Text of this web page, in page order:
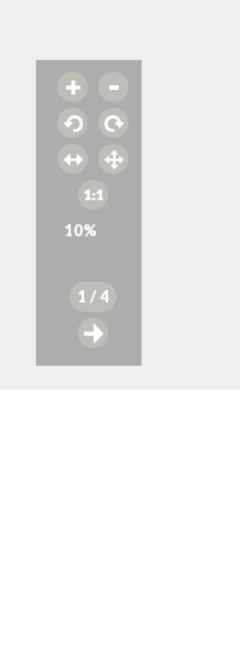
10%
1 / 4